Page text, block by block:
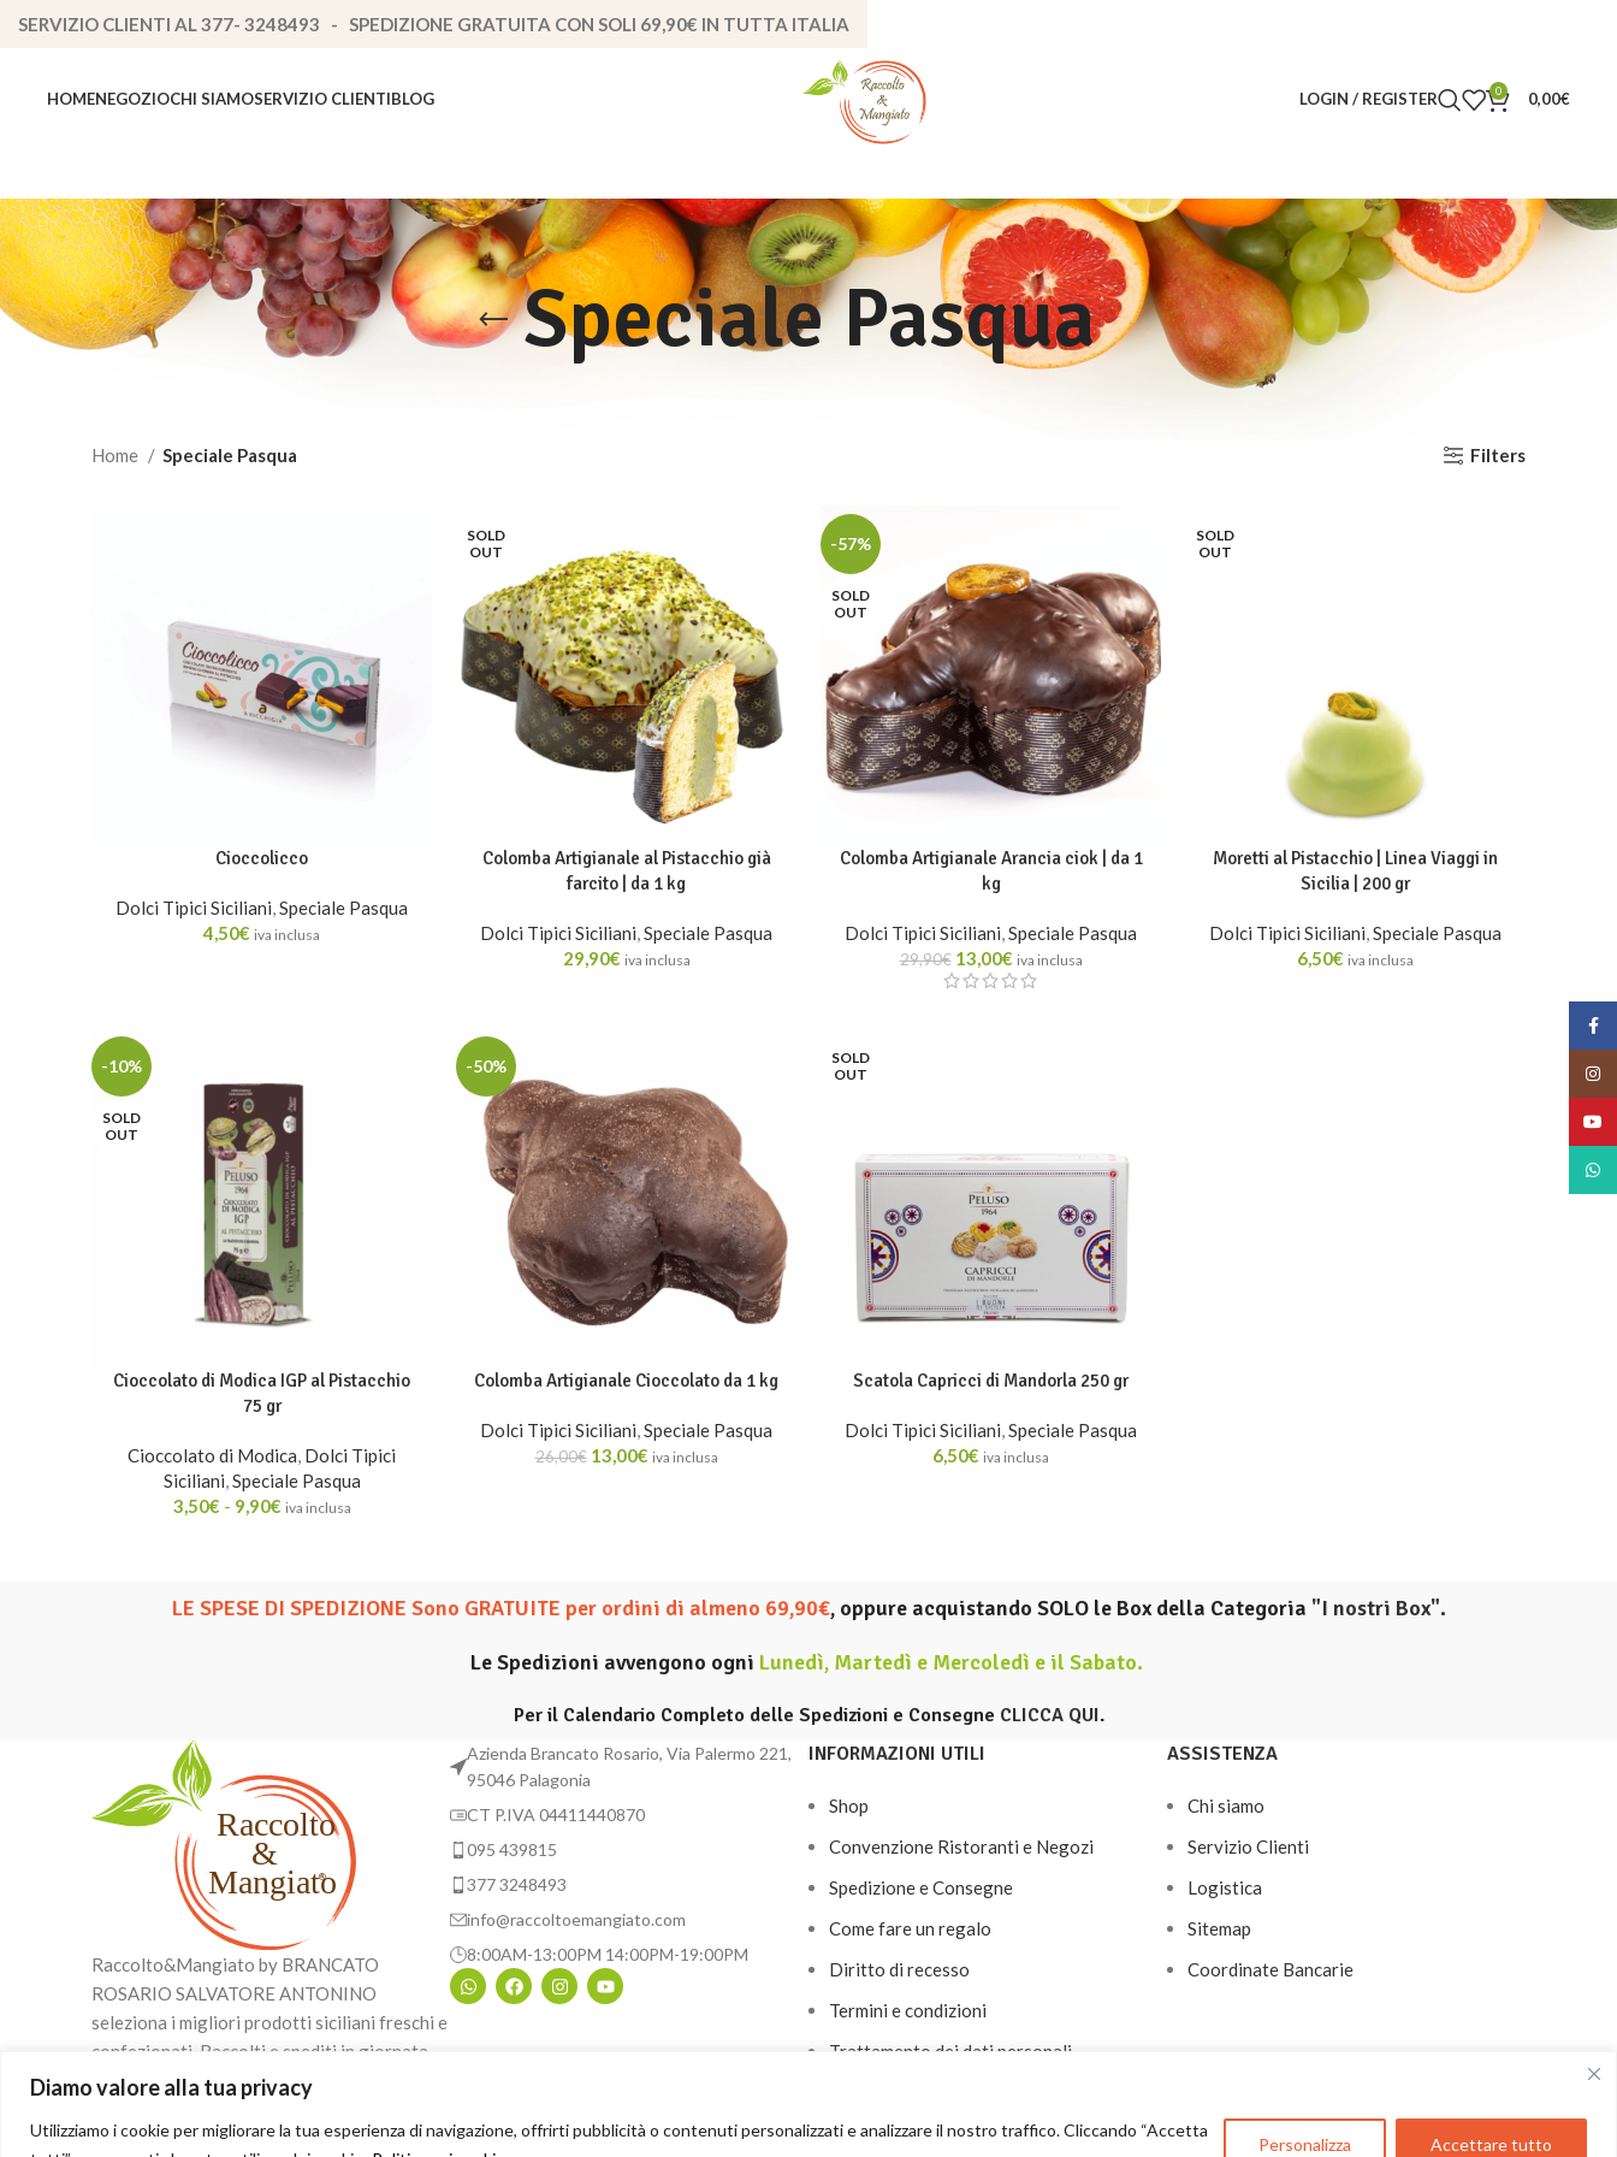
Diamo valore alla tua privacy
Utilizziamo i cookie per migliorare la tua esperienza di navigazione, offrirti pubblicità o contenuti personalizzati e analizzare il nostro traffico. Cliccando “Accetta
Personalizza Accettare tutto
HOMENEGOZIOCHI SIAMOSERVIZIO CLIENTIBLOG LOGIN / REGISTER 0 0,00€
Speciale Pasqua
Home Speciale Pasqua Filters
Cioccolicco
Dolci Tipici Siciliani,Speciale Pasqua
4,50€ iva inclusa
SOLD
OUT
Colomba Artigianale al Pistacchio già
farcito | da 1 kg
Dolci Tipici Siciliani,Speciale Pasqua
29,90€ iva inclusa
-57%
SOLD
OUT
Colomba Artigianale Arancia ciok | da 1
kg
Dolci Tipici Siciliani,Speciale Pasqua
29,90€ 13,00€ iva inclusa
SOLD
OUT
Moretti al Pistacchio | Linea Viaggi in
Sicilia | 200 gr
Dolci Tipici Siciliani,Speciale Pasqua
6,50€ iva inclusa
-10%
SOLD
OUT
Cioccolato di Modica IGP al Pistacchio
75 gr
Cioccolato di Modica, Dolci Tipici
Siciliani,Speciale Pasqua
3,50€ - 9,90€ iva inclusa
-50%
Colomba Artigianale Cioccolato da 1 kg
Dolci Tipici Siciliani,Speciale Pasqua
26,00€ 13,00€ iva inclusa
SOLD
OUT
Scatola Capricci di Mandorla 250 gr
Dolci Tipici Siciliani,Speciale Pasqua
6,50€ iva inclusa
LE SPESE DI SPEDIZIONE Sono GRATUITE per ordini di almeno 69,90€, oppure acquistando SOLO le Box della Categoria "I nostri Box".
Le Spedizioni avvengono ogni Lunedì, Martedì e Mercoledì e il Sabato.
Per il Calendario Completo delle Spedizioni e Consegne CLICCA QUI.
Raccolto&Mangiato by BRANCATO
ROSARIO SALVATORE ANTONINO
seleziona i migliori prodotti siciliani freschi e
confezionati. Raccolti e spediti in giornata,
confezionati con cura, con consegne in tutta
Azienda Brancato Rosario, Via Palermo 221,
95046 Palagonia
CT P.IVA 04411440870
095 439815
377 3248493
info@raccoltoemangiato.com
8:00AM-13:00PM 14:00PM-19:00PM
INFORMAZIONI UTILI
Shop
Convenzione Ristoranti e Negozi
Spedizione e Consegne
Come fare un regalo
Diritto di recesso
Termini e condizioni
Trattamento dei dati personali
ASSISTENZA
Chi siamo
Servizio Clienti
Logistica
Sitemap
Coordinate Bancarie
SERVIZIO CLIENTI AL 377- 3248493 - SPEDIZIONE GRATUITA CON SOLI 69,90€ IN TUTTA ITALIA